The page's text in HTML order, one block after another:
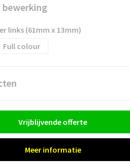
bewerking
links (61mm x 13mm)
Full colour
Vrijblijvende offerte
Meer informatie